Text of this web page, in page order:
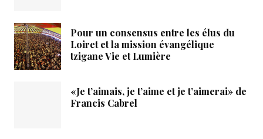
Pour un consensus entre les élus du
Loiret et la mission évangélique
tzigane Vie et Lumière
«Je t’aimais, je t’aime et je t’aimerai» de
Francis Cabrel